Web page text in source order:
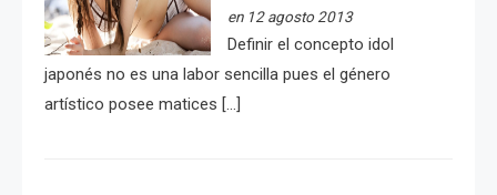
en 12 agosto 2013
Definir el concepto idol
japonés no es una labor sencilla pues el género
artístico posee matices […]